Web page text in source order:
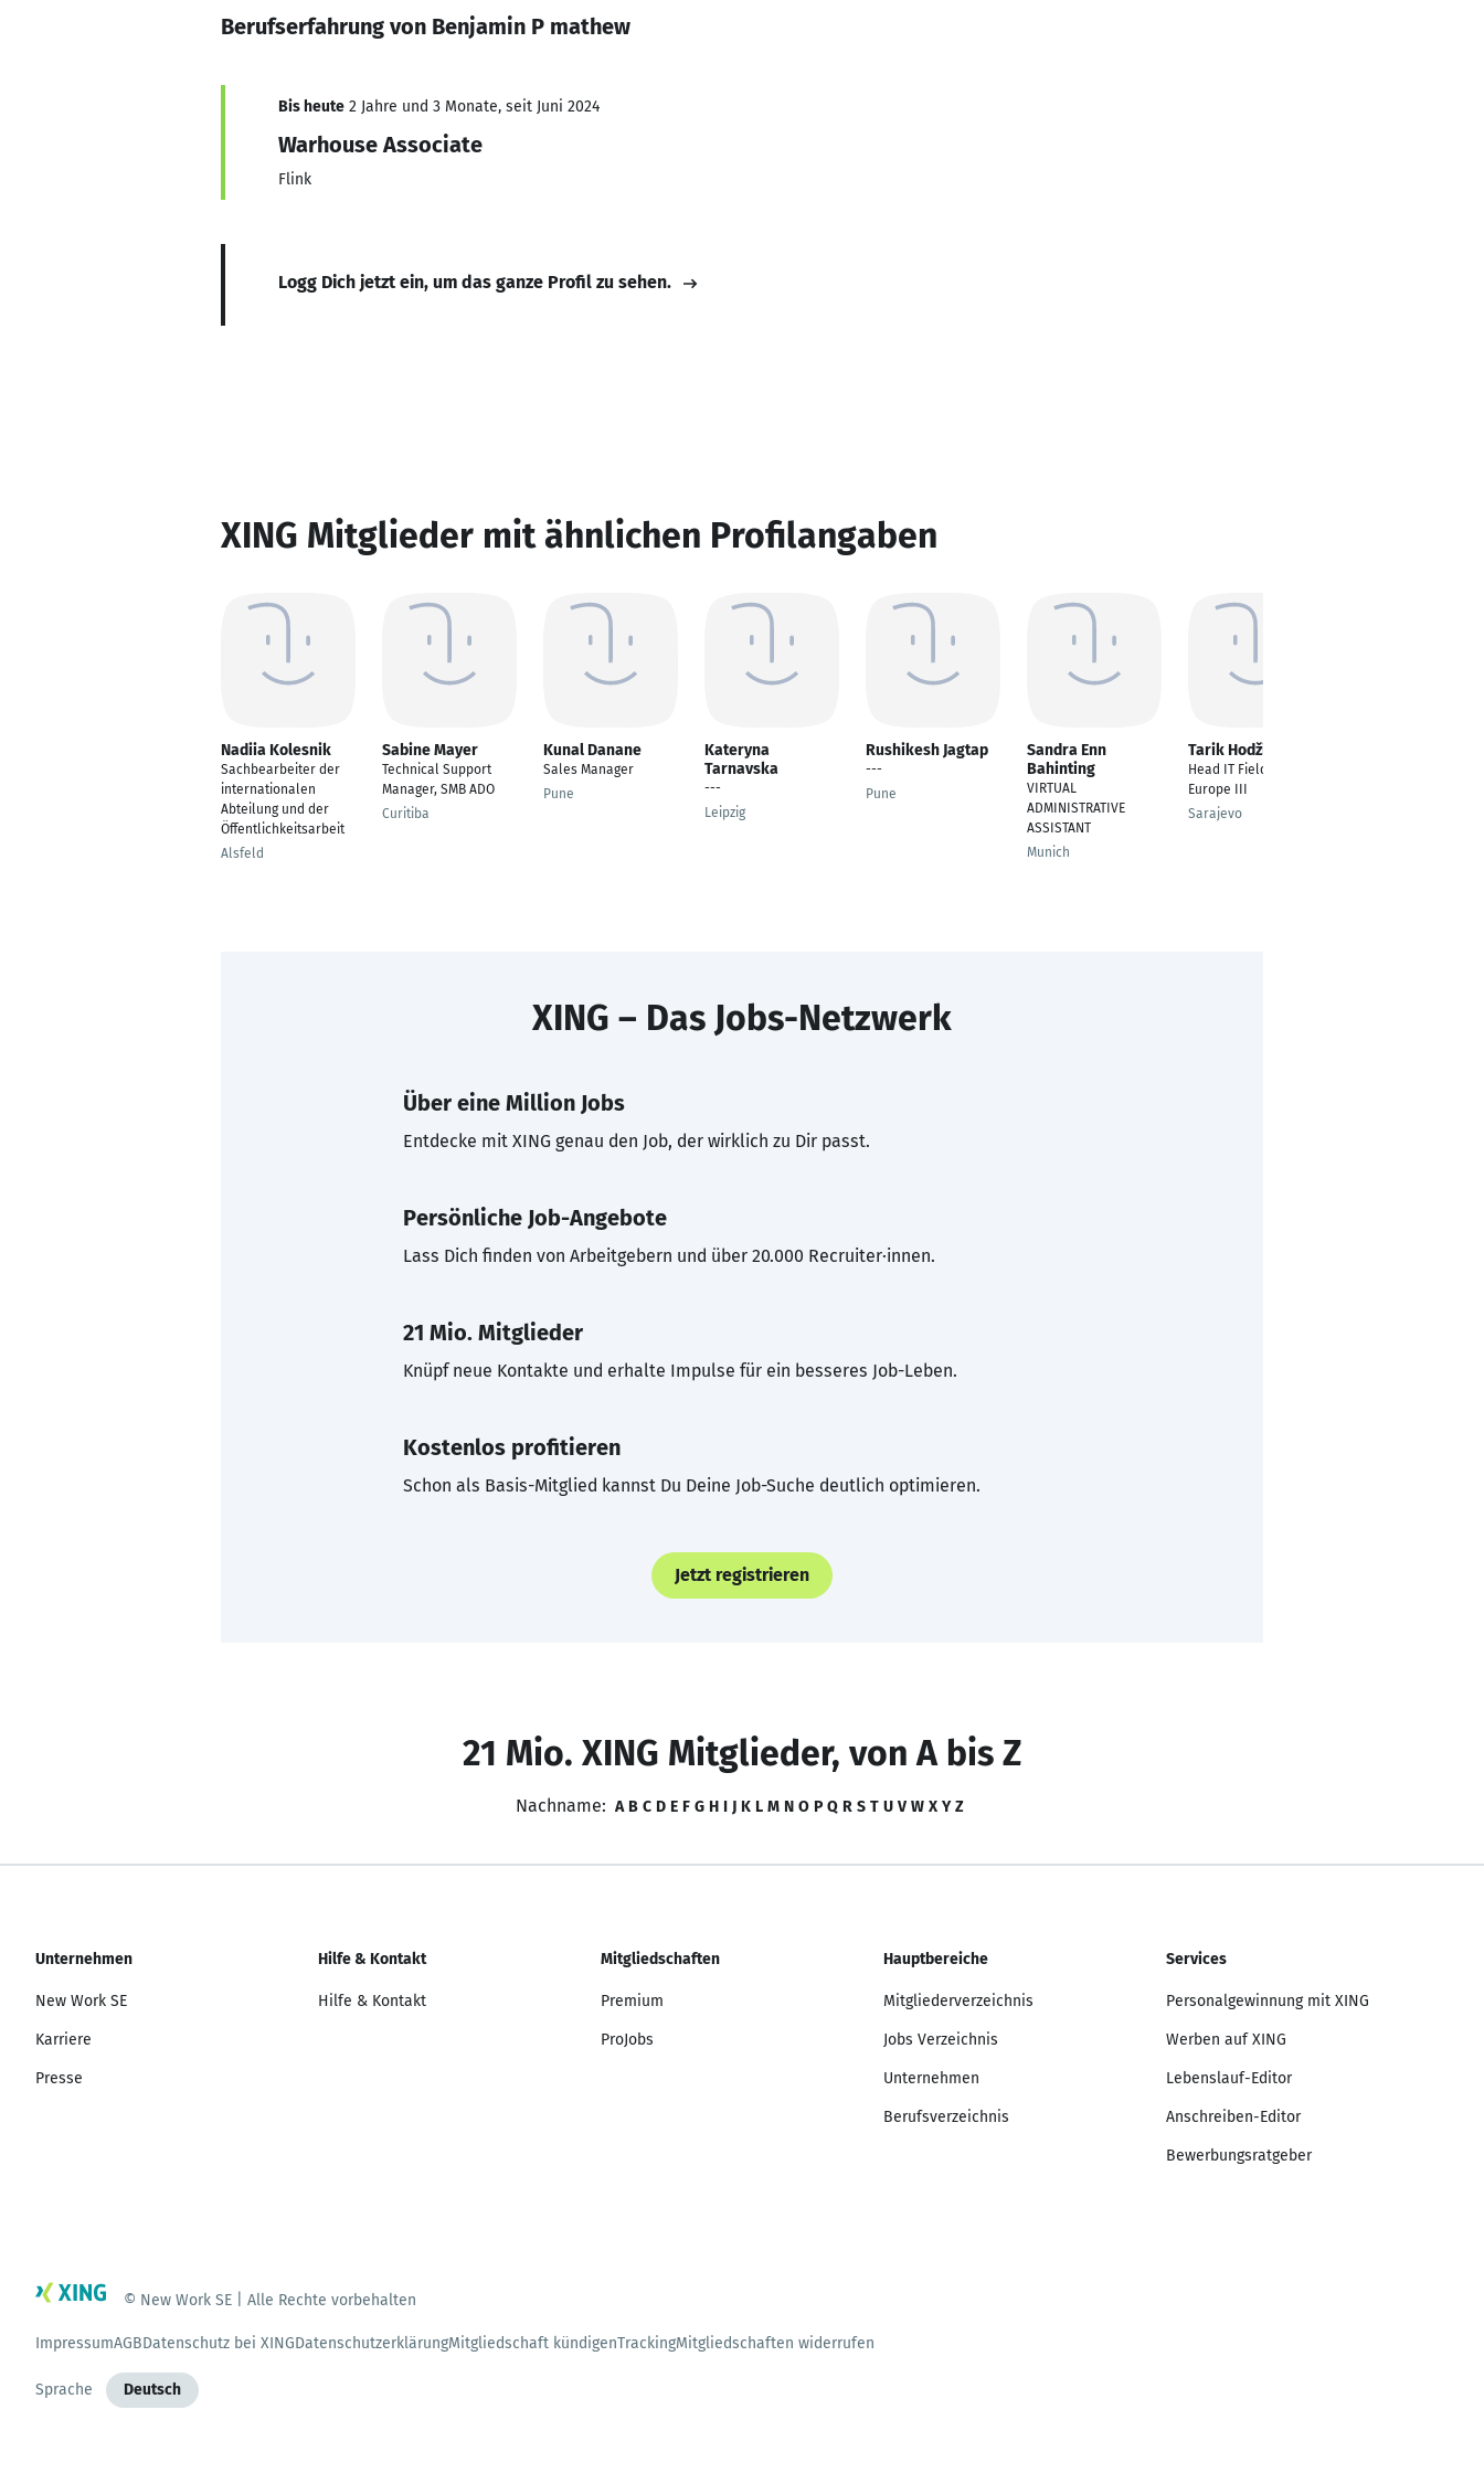
Berufserfahrung von Benjamin P mathew
Bis heute 2 Jahre und 3 Monate, seit Juni 2024
Warhouse Associate
Flink
Logg Dich jetzt ein, um das ganze Profil zu sehen.
XING Mitglieder mit ähnlichen Profilangaben
Nadiia Kolesnik
Sachbearbeiter der
internationalen
Abteilung und der
Öffentlichkeitsarbeit
Alsfeld
Sabine Mayer
Technical Support
Manager, SMB ADO
Curitiba
Kunal Danane
Sales Manager
Pune
Kateryna
Tarnavska
---
Leipzig
Rushikesh Jagtap
---
Pune
Sandra Enn
Bahinting
VIRTUAL
ADMINISTRATIVE
ASSISTANT
Munich
Tarik Hodžić
Head IT Field Support
Europe III
Sarajevo
XING – Das Jobs-Netzwerk
Über eine Million Jobs
Entdecke mit XING genau den Job, der wirklich zu Dir passt.
Persönliche Job-Angebote
Lass Dich finden von Arbeitgebern und über 20.000 Recruiter·innen.
21 Mio. Mitglieder
Knüpf neue Kontakte und erhalte Impulse für ein besseres Job-Leben.
Kostenlos profitieren
Schon als Basis-Mitglied kannst Du Deine Job-Suche deutlich optimieren.
Jetzt registrieren
21 Mio. XING Mitglieder, von A bis Z
Nachname: A B C D E F G H I J K L M N O P Q R S T U V W X Y Z
Unternehmen
New Work SE
Karriere
Presse
Hilfe & Kontakt
Hilfe & Kontakt
Mitgliedschaften
Premium
ProJobs
Hauptbereiche
Mitgliederverzeichnis
Jobs Verzeichnis
Unternehmen
Berufsverzeichnis
Services
Personalgewinnung mit XING
Werben auf XING
Lebenslauf-Editor
Anschreiben-Editor
Bewerbungsratgeber
© New Work SE | Alle Rechte vorbehalten
ImpressumAGBDatenschutz bei XINGDatenschutzerklärungMitgliedschaft kündigenTrackingMitgliedschaften widerrufen
Sprache Deutsch